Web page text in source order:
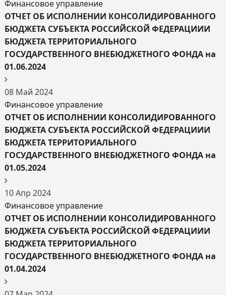
Финансовое управление
ОТЧЕТ ОБ ИСПОЛНЕНИИ КОНСОЛИДИРОВАННОГО
БЮДЖЕТА СУБЪЕКТА РОССИЙСКОЙ ФЕДЕРАЦИИИ
БЮДЖЕТА ТЕРРИТОРИАЛЬНОГО
ГОСУДАРСТВЕННОГО ВНЕБЮДЖЕТНОГО ФОНДА на
01.06.2024
08 Май 2024
Финансовое управление
ОТЧЕТ ОБ ИСПОЛНЕНИИ КОНСОЛИДИРОВАННОГО
БЮДЖЕТА СУБЪЕКТА РОССИЙСКОЙ ФЕДЕРАЦИИИ
БЮДЖЕТА ТЕРРИТОРИАЛЬНОГО
ГОСУДАРСТВЕННОГО ВНЕБЮДЖЕТНОГО ФОНДА на
01.05.2024
10Апр 2024
Финансовое управление
ОТЧЕТ ОБ ИСПОЛНЕНИИ КОНСОЛИДИРОВАННОГО
БЮДЖЕТА СУБЪЕКТА РОССИЙСКОЙ ФЕДЕРАЦИИИ
БЮДЖЕТА ТЕРРИТОРИАЛЬНОГО
ГОСУДАРСТВЕННОГО ВНЕБЮДЖЕТНОГО ФОНДА на
01.04.2024